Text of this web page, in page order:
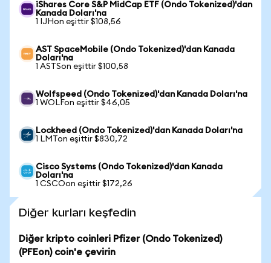
iShares Core S&P MidCap ETF (Ondo Tokenized)'dan
Kanada Doları'na
1 IJHon eşittir $108,56
AST SpaceMobile (Ondo Tokenized)'dan Kanada
Doları'na
1 ASTSon eşittir $100,58
Wolfspeed (Ondo Tokenized)'dan Kanada Doları'na
1 WOLFon eşittir $46,05
Lockheed (Ondo Tokenized)'dan Kanada Doları'na
1 LMTon eşittir $830,72
Cisco Systems (Ondo Tokenized)'dan Kanada
Doları'na
1 CSCOon eşittir $172,26
Diğer kurları keşfedin
Diğer kripto coinleri Pfizer (Ondo Tokenized)
(PFEon) coin'e çevirin